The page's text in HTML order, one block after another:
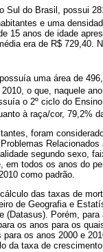
Sul do Brasil, possui
e uma
15 anos de idade
era de R$ 729,40.
uma área de
o que, naquele
o 2º ciclo do
à raça/cor, 79,2%
foram
Relacionados
segundo sexo,
em todos os anos do
como padrão.
das taxas de
de Geografia e
(Datasus). Porém,
os anos para os
os anos 2000 e
da taxa de